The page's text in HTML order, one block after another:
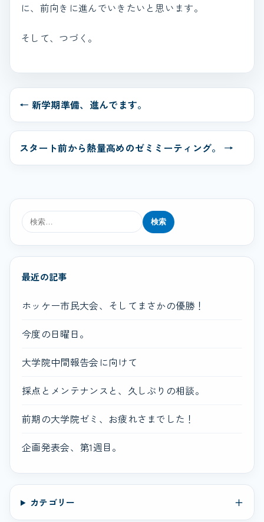
に、前向きに進んでいきたいと思います。
そして、つづく。
← 新学期準備、進んでます。
スタート前から熱量高めのゼミミーティング。 →
検
索:
最近の記事
ホッケー市民大会、そしてまさかの優勝！
今度の日曜日。
大学院中間報告会に向けて
採点とメンテナンスと、久しぶりの相談。
前期の大学院ゼミ、お疲れさまでした！
企画発表会、第1週目。
カテゴリー